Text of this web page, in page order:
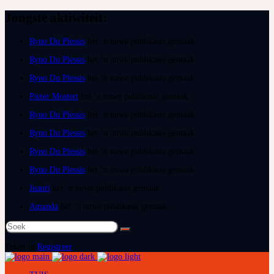
Ryno Du Plessis
Ryno Du Plessis
Ryno Du Plessis
Pieter Mostert
Ryno Du Plessis
Ryno Du Plessis
Ryno Du Plessis
Ryno Du Plessis
Juanri
Amanda
Soek
na:
Registreer